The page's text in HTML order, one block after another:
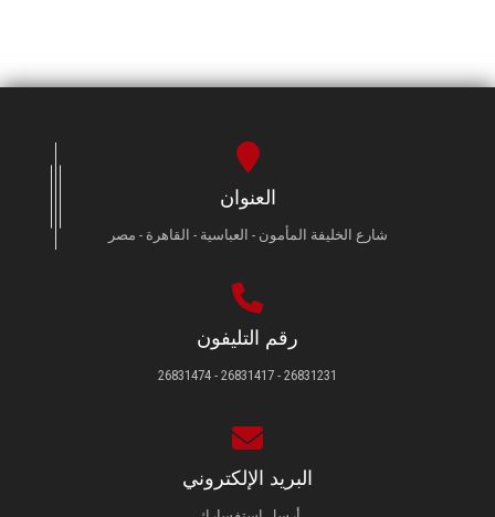
العنوان
شارع الخليفة المأمون - العباسية - القاهرة - مصر
رقم التليفون
26831231 - 26831417 - 26831474
البريد الإلكتروني